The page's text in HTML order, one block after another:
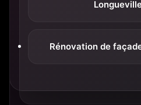
Rénovation de